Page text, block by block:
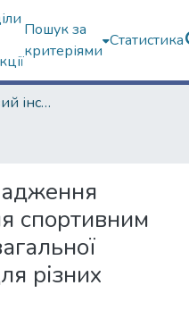
Пошук за
критеріями
Статистика
Навчально-науковий інститут «Українська інженерно-педагогічна академія»
спортивним
різних